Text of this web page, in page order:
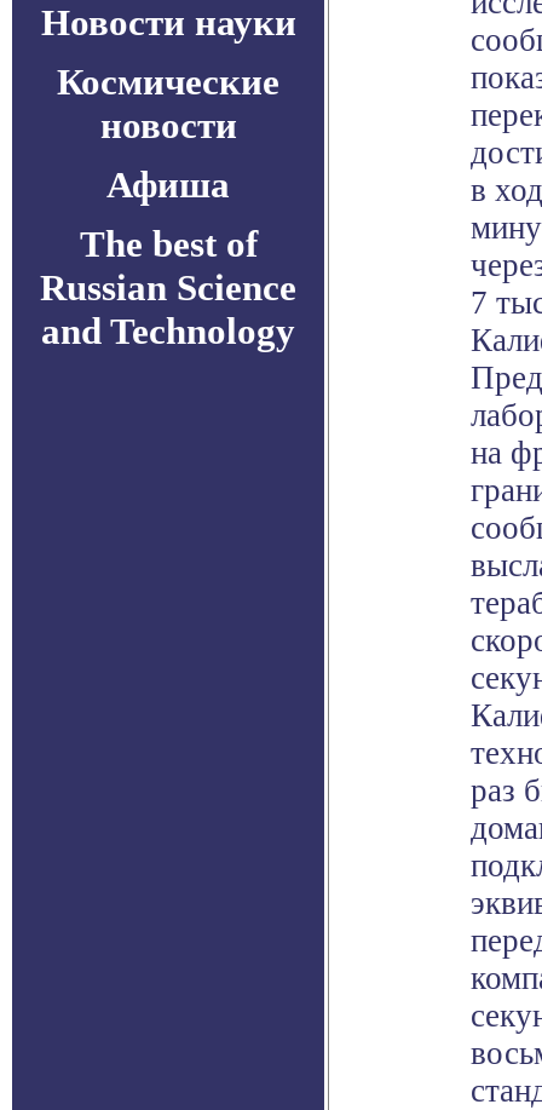
Новости науки
Космические
новости
Афиша
The best of
Russian Science
and Technology
в
7
на
раз